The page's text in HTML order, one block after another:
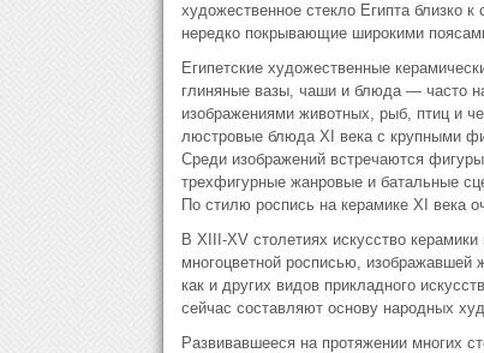
художественное стекло Египта близко
нередко покрывающие широкими
Египетские художественные
глиняные вазы, чаши и блюда — часто
изображениями животных, рыб, птиц и
люстровые блюда XI века с крупными
Среди изобра­жений встречаются
трехфигурные жан­ровые и батальные
По стилю роспись на ке­рамике XI века
В ХIII-ХV столе­тиях искусство
многоцветной росписью, изображавшей
как и других видов прикладного
сейчас составляют основу народных
Развивавшееся на протяжении многих